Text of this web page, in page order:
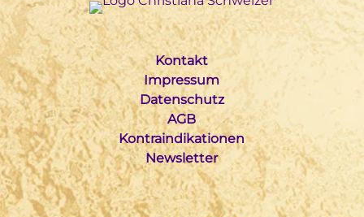
Kontakt
Impressum
Datenschutz
AGB
Kontraindikationen
Newsletter